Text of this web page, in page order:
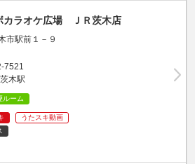
カラオケ広場 ＪＲ茨木店
市駅前１－９
7521
木駅
ルーム
うたスキ動画